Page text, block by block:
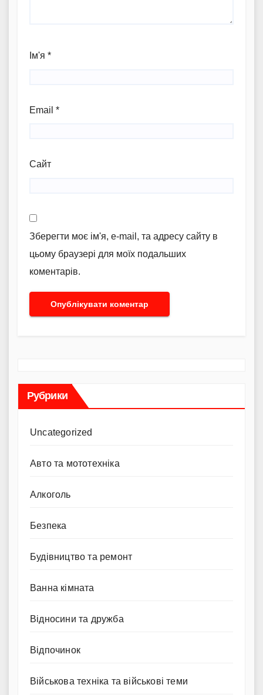
Ім'я *
Email *
Сайт
Зберегти моє ім'я, e-mail, та адресу сайту в
цьому браузері для моїх подальших
коментарів.
Рубрики
Uncategorized
Авто та мототехніка
Алкоголь
Безпека
Будівництво та ремонт
Ванна кімната
Відносини та дружба
Відпочинок
Військова техніка та військові теми